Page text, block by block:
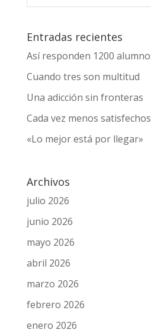
Entradas recientes
Así responden 1200 alumnos
Cuando tres son multitud
Cada vez menos satisfechos
«Lo mejor está por llegar»
Archivos
julio 2026
junio 2026
mayo 2026
abril 2026